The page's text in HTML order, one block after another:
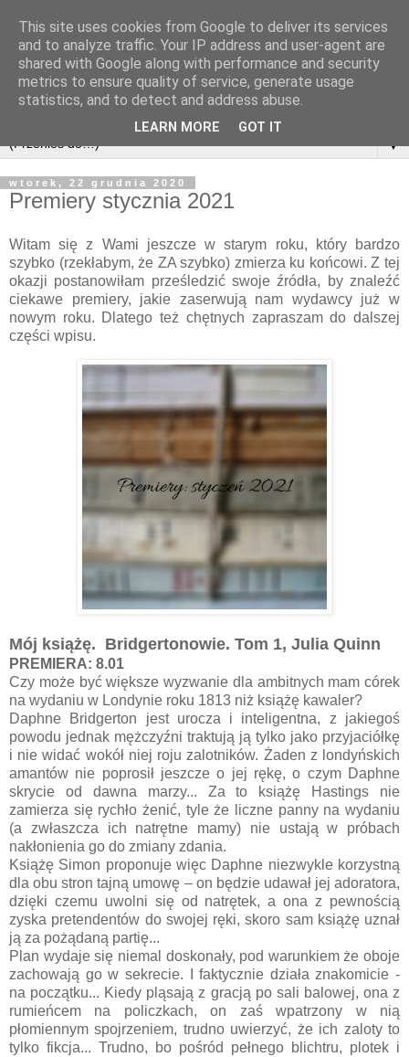
▼
wtorek, 22 grudnia 2020
Premiery stycznia 2021
Witam się z Wami jeszcze w starym roku, który bardzo
szybko (rzekłabym, że ZA szybko) zmierza ku końcowi. Z tej
okazji postanowiłam prześledzić swoje źródła, by znaleźć
ciekawe premiery, jakie zaserwują nam wydawcy już w
nowym roku. Dlatego też chętnych zapraszam do dalszej
części wpisu.
Mój książę. Bridgertonowie. Tom 1, Julia Quinn
PREMIERA: 8.01
Czy może być większe wyzwanie dla ambitnych mam córek
na wydaniu w Londynie roku 1813 niż książę kawaler?
Daphne Bridgerton jest urocza i inteligentna, z jakiegoś
powodu jednak mężczyźni traktują ją tylko jako przyjaciółkę
i nie widać wokół niej roju zalotników. Żaden z londyńskich
amantów nie poprosił jeszcze o jej rękę, o czym Daphne
skrycie od dawna marzy... Za to książę Hastings nie
zamierza się rychło żenić, tyle że liczne panny na wydaniu
(a zwłaszcza ich natrętne mamy) nie ustają w próbach
nakłonienia go do zmiany zdania.
Książę Simon proponuje więc Daphne niezwykle korzystną
dla obu stron tajną umowę – on będzie udawał jej adoratora,
dzięki czemu uwolni się od natrętek, a ona z pewnością
zyska pretendentów do swojej ręki, skoro sam książę uznał
ją za pożądaną partię...
Plan wydaje się niemal doskonały, pod warunkiem że oboje
zachowają go w sekrecie. I faktycznie działa znakomicie -
na początku... Kiedy pląsają z gracją po sali balowej, ona z
rumieńcem na policzkach, on zaś wpatrzony w nią
płomiennym spojrzeniem, trudno uwierzyć, że ich zaloty to
tylko fikcja... Trudno, bo pośród pełnego blichtru, plotek i
This site uses cookies from Google to deliver its services
and to analyze traffic. Your IP address and user-agent are
shared with Google along with performance and security
metrics to ensure quality of service, generate usage
statistics, and to detect and address abuse.
LEARN MORE GOT IT